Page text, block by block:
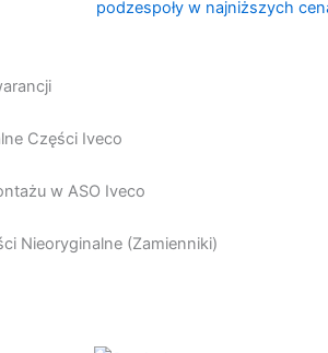
Części Iveco
w ASO Iveco
Nieoryginalne (Zamienniki)